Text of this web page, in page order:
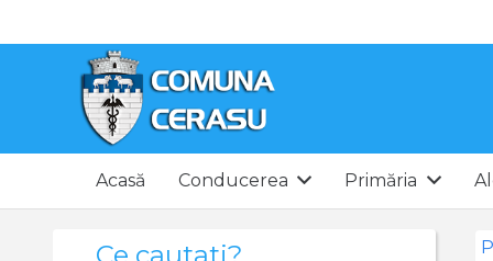
Acasă Conducerea Primăria